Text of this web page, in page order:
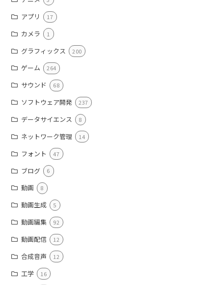
アプリ 17
カメラ 1
グラフィックス 200
ゲーム 264
サウンド 68
ソフトウェア開発 237
データサイエンス 8
ネットワーク管理 14
フォント 47
ブログ 6
動画 8
動画生成 5
動画編集 92
動画配信 12
合成音声 12
工学 16